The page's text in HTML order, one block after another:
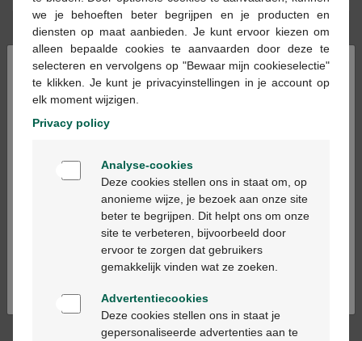
Bestellen Reserveren
Op voorraad online
- +
Op werkdagen vóór 12u besteld, binnen 2
werkdagen geleverd
levering in je Multipharma apotheek
levering thuis vanaf €55
Klantendienstvia chat ofcontactformulier
×
Bienvenue
Ga verder in het nederlands
Continuez en français
we je behoeften beter begrijpen en je producten en
diensten op maat aanbieden. Je kunt ervoor kiezen om
alleen bepaalde cookies te aanvaarden door deze te
selecteren en vervolgens op "Bewaar mijn cookieselectie"
te klikken. Je kunt je privacyinstellingen in je account op
elk moment wijzigen.
Privacy policy
Analyse-cookies
Deze cookies stellen ons in staat om, op
anonieme wijze, je bezoek aan onze site
beter te begrijpen. Dit helpt ons om onze
site te verbeteren, bijvoorbeeld door
ervoor te zorgen dat gebruikers
gemakkelijk vinden wat ze zoeken.
Advertentiecookies
Deze cookies stellen ons in staat je
gepersonaliseerde advertenties aan te